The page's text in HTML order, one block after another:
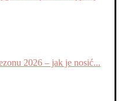
2026 – jak je nosić...